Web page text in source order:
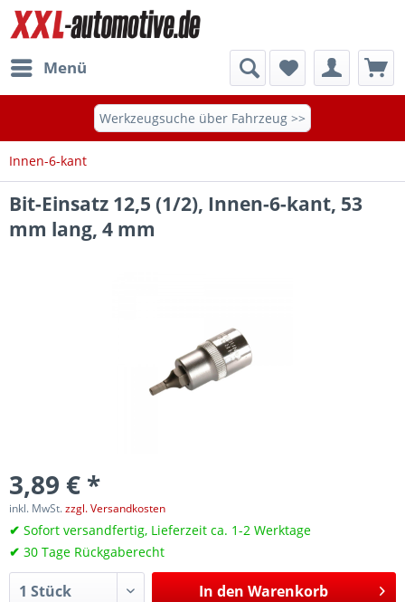
Menü
Werkzeugsuche über Fahrzeug >>
Innen-6-kant
Bit-Einsatz 12,5 (1/2), Innen-6-kant, 53
mm lang, 4 mm
3,89 € *
inkl. MwSt.zzgl. Versandkosten
✔ Sofort versandfertig, Lieferzeit ca. 1-2 Werktage
✔ 30 Tage Rückgaberecht
In den Warenkorb